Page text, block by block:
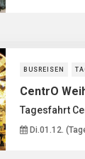
BUSREISEN
CentrO
Tagesfahrt
Di.01.12.